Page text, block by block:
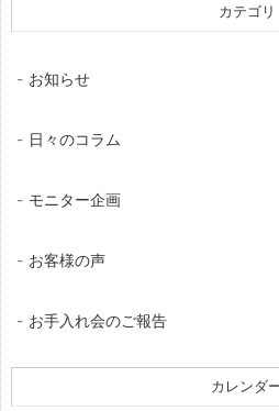
カテゴリ
お知らせ
日々のコラム
モニター企画
お客様の声
お手入れ会のご報告
カレンダ